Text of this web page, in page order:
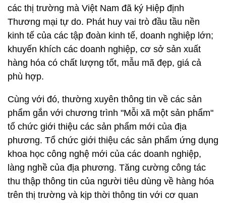
các thị trường mà Việt Nam đã ký Hiệp định
Thương mại tự do. Phát huy vai trò đầu tầu nền
kinh tế của các tập đoàn kinh tế, doanh nghiệp lớn;
khuyến khích các doanh nghiệp, cơ sở sản xuất
hàng hóa có chất lượng tốt, mẫu mã đẹp, giá cả
phù hợp.
Cùng với đó, thường xuyên thông tin về các sản
phẩm gắn với chương trình "Mỗi xã một sản phẩm"
tổ chức giới thiệu các sản phẩm mới của địa
phương. Tổ chức giới thiệu các sản phẩm ứng dụng
khoa học công nghệ mới của các doanh nghiệp,
làng nghề của địa phương. Tăng cường công tác
thu thập thông tin của người tiêu dùng về hàng hóa
trên thị trường và kịp thời thông tin với cơ quan